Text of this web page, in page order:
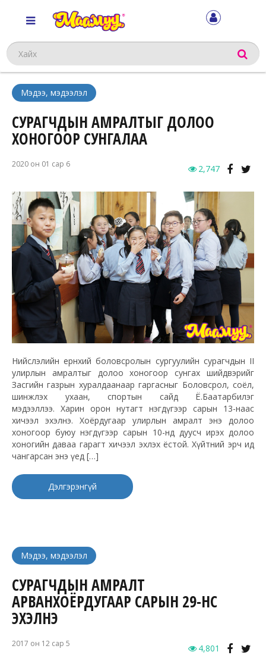
Хайх
Мэдээ, мэдээлэл
СУРАГЧДЫН АМРАЛТЫГ ДОЛОО
ХОНОГООР СУНГАЛАА
2020 он 01 сар 6 2,747
Нийслэлийн ерөнхий боловсролын сургуулийн сурагчдын II
улирлын амралтыг долоо хоногоор сунгах шийдвэрийг
Засгийн газрын хуралдаанаар гаргасныг Боловсрол, соёл,
шинжлэх ухаан, спортын сайд Ё.Баатарбилэг
мэдээллээ. Харин орон нутагт нэгдүгээр сарын 13-наас
хичээл эхэлнэ. Хоёрдугаар улирлын амралт энэ долоо
хоногоор буюу нэгдүгээр сарын 10-нд дуусч ирэх долоо
хоногийн даваа гарагт хичээл эхлэх ёстой. Хүйтний эрч ид
чангарсан энэ үед […]
Дэлгэрэнгүй
Мэдээ, мэдээлэл
СУРАГЧДЫН АМРАЛТ
АРВАНХОЁРДУГААР САРЫН 29-НӨӨС
ЭХЭЛНЭ
2017 он 12 сар 5 4,801